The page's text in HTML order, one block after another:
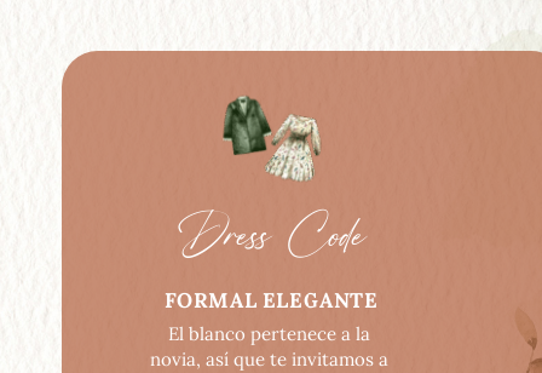
Dress Code
FORMAL ELEGANTE
El blanco pertenece a la
novia, así que te invitamos a